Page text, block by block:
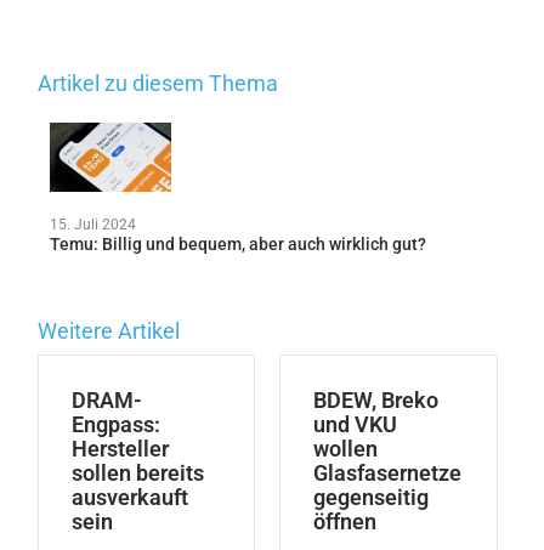
Artikel zu diesem Thema
15. Juli 2024
Temu: Billig und bequem, aber auch wirklich gut?
Weitere Artikel
DRAM-
Engpass:
Hersteller
sollen bereits
ausverkauft
sein
BDEW, Breko
und VKU
wollen
Glasfasernetze
gegenseitig
öffnen